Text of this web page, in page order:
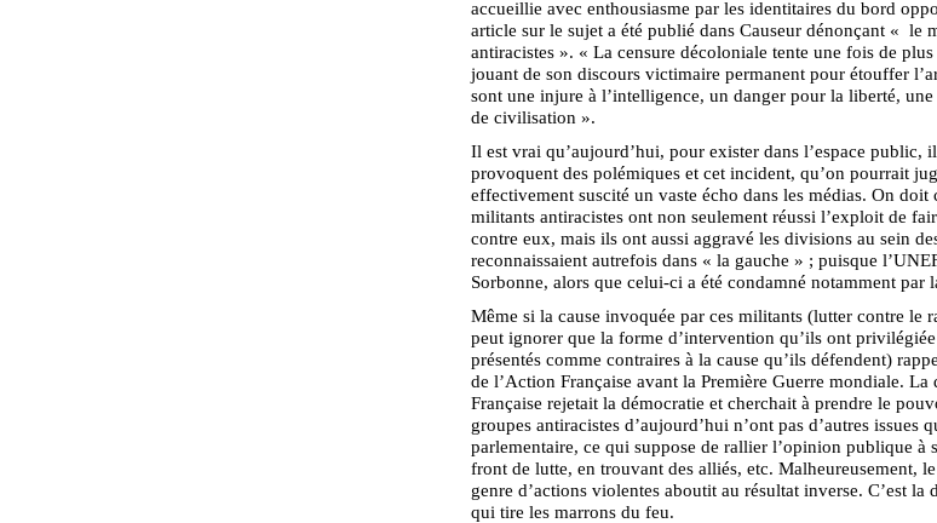
accueillie avec enthousiasme par les identitaires du bord
article sur le sujet a été publié dans Causeur dénonçant « le
antiracistes ». « La censure décoloniale tente une fois de
jouant de son discours victimaire permanent pour étouffer
sont une injure à l’intelligence, un danger pour la liberté, une
de civilisation ».
Il est vrai qu’aujourd’hui, pour exister dans l’espace public,
provoquent des polémiques et cet incident, qu’on pourrait
effectivement suscité un vaste écho dans les médias. On doit
militants antiracistes ont non seulement réussi l’exploit de
contre eux, mais ils ont aussi aggravé les divisions au sein
reconnaissaient autrefois dans « la gauche » ; puisque
Sorbonne, alors que celui-ci a été condamné notamment par
Même si la cause invoquée par ces militants (lutter contre le
peut ignorer que la forme d’intervention qu’ils ont
présentés comme contraires à la cause qu’ils défendent)
de l’Action Française avant la Première Guerre mondiale. La
Française rejetait la démocratie et cherchait à prendre le
groupes antiracistes d’aujourd’hui n’ont pas d’autres issues
parlementaire, ce qui suppose de rallier l’opinion publique à
front de lutte, en trouvant des alliés, etc. Malheureusement,
genre d’actions violentes aboutit au résultat inverse. C’est la
qui tire les marrons du feu.